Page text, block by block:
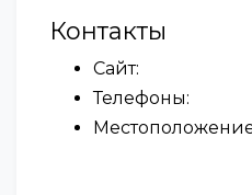
Контакты
Сайт:
Телефоны: